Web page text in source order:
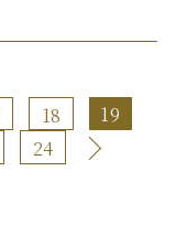
18
19
24